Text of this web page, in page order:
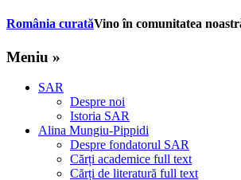
România curatăVino în comunitatea
Meniu »
SAR
Despre noi
Istoria SAR
Alina Mungiu-Pippidi
Despre fondatorul SAR
Cărți academice full text
Cărți de literatură full text